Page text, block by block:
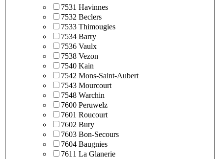
7531 Havinnes
7532 Beclers
7533 Thimougies
7534 Barry
7536 Vaulx
7538 Vezon
7540 Kain
7542 Mons-Saint-Aubert
7543 Mourcourt
7548 Warchin
7600 Peruwelz
7601 Roucourt
7602 Bury
7603 Bon-Secours
7604 Baugnies
7611 La Glanerie